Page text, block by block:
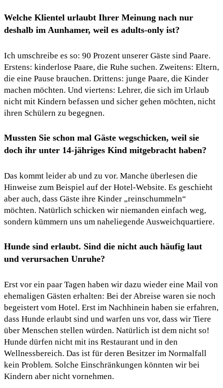
Welche Klientel urlaubt Ihrer Meinung nach nur
deshalb im Aunhamer, weil es adults-only ist?
Ich umschreibe es so: 90 Prozent unserer Gäste sind Paare.
Erstens: kinderlose Paare, die Ruhe suchen. Zweitens: Eltern,
die eine Pause brauchen. Drittens: junge Paare, die Kinder
machen möchten. Und viertens: Lehrer, die sich im Urlaub
nicht mit Kindern befassen und sicher gehen möchten, nicht
ihren Schülern zu begegnen.
Mussten Sie schon mal Gäste wegschicken, weil sie
doch ihr unter 14-jähriges Kind mitgebracht haben?
Das kommt leider ab und zu vor. Manche überlesen die
Hinweise zum Beispiel auf der Hotel-Website. Es geschieht
aber auch, dass Gäste ihre Kinder „reinschummeln“
möchten. Natürlich schicken wir niemanden einfach weg,
sondern kümmern uns um naheliegende Ausweichquartiere.
Hunde sind erlaubt. Sind die nicht auch häufig laut
und verursachen Unruhe?
Erst vor ein paar Tagen haben wir dazu wieder eine Mail von
ehemaligen Gästen erhalten: Bei der Abreise waren sie noch
begeistert vom Hotel. Erst im Nachhinein haben sie erfahren,
dass Hunde erlaubt sind und warfen uns vor, dass wir Tiere
über Menschen stellen würden. Natürlich ist dem nicht so!
Hunde dürfen nicht mit ins Restaurant und in den
Wellnessbereich. Das ist für deren Besitzer im Normalfall
kein Problem. Solche Einschränkungen könnten wir bei
Kindern aber nicht vornehmen.